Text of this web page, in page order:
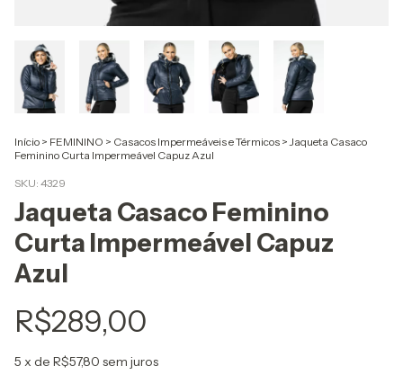
Início > FEMININO > Casacos Impermeáveis e Térmicos > Jaqueta Casaco
Feminino Curta Impermeável Capuz Azul
SKU: 4329
Jaqueta Casaco Feminino
Curta Impermeável Capuz
Azul
R$289,00
5 x de R$57,80 sem juros